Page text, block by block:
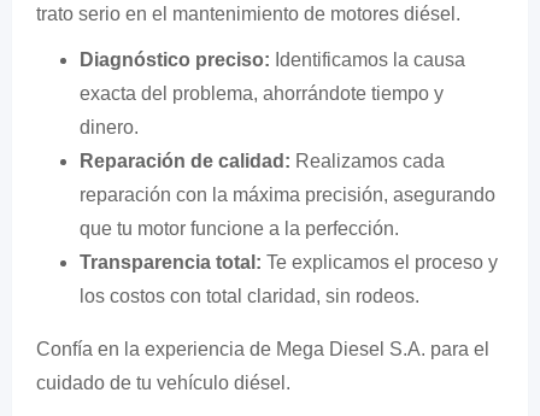
trato serio en el mantenimiento de motores diésel.
Diagnóstico preciso: Identificamos la causa
exacta del problema, ahorrándote tiempo y
dinero.
Reparación de calidad: Realizamos cada
reparación con la máxima precisión, asegurando
que tu motor funcione a la perfección.
Transparencia total: Te explicamos el proceso y
los costos con total claridad, sin rodeos.
Confía en la experiencia de Mega Diesel S.A. para el
cuidado de tu vehículo diésel.